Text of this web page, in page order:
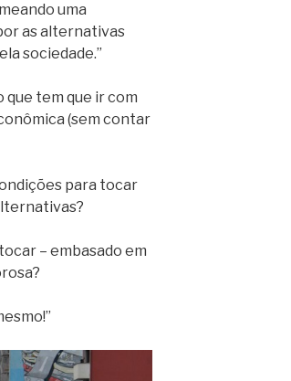
uma
as alternativas
sociedade.”
que tem que ir com
(sem contar
para tocar
– embasado em